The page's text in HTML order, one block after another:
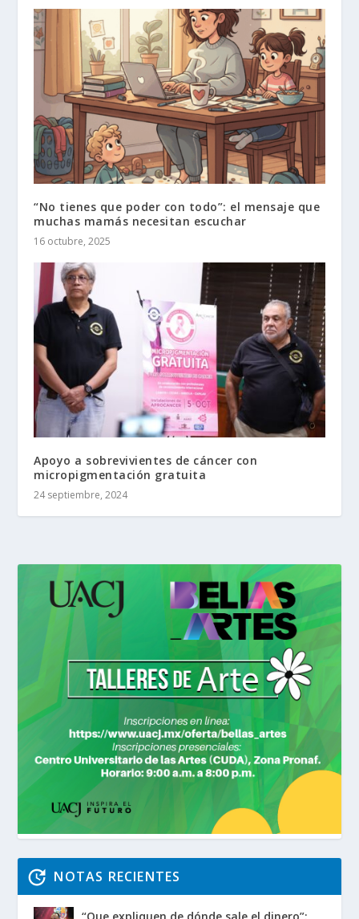
“No tienes que poder con todo”: el mensaje que
muchas mamás necesitan escuchar
16 octubre, 2025
Apoyo a sobrevivientes de cáncer con
micropigmentación gratuita
24 septiembre, 2024
NOTAS RECIENTES